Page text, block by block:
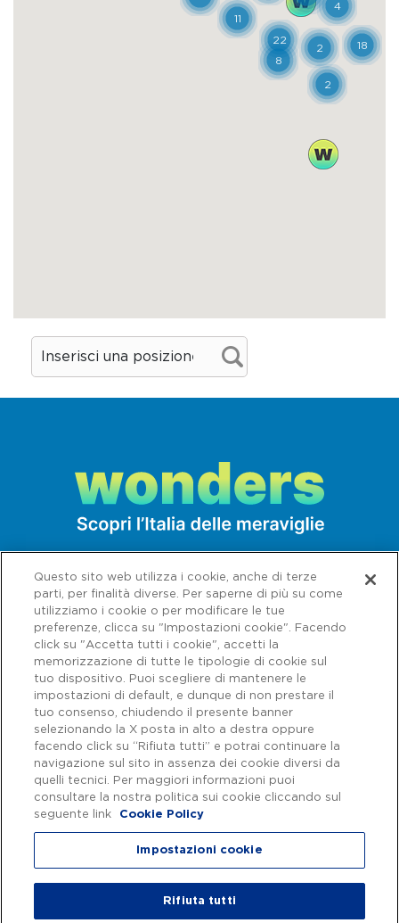
Capitale sociale € 622.027.000,00 interamente versato - Codice fiscale e
n. di iscrizione al Registro delle Imprese di Roma 07516911000 | C.C.I.A.A.
Roma n. 1037417 - P.IVA: 07516911000 - Sede Legale: via A. Bergamini, 50
Autostrade per l'Italia Spa, Tutti i diritti riservati
Questo sito web utilizza i cookie, anche di terze
parti, per finalità diverse. Per saperne di più su come
utilizziamo i cookie o per modificare le tue
preferenze, clicca su "Impostazioni cookie". Facendo
click su "Accetta tutti i cookie", accetti la
memorizzazione di tutte le tipologie di cookie sul
tuo dispositivo. Puoi scegliere di mantenere le
impostazioni di default, e dunque di non prestare il
tuo consenso, chiudendo il presente banner
selezionando la X posta in alto a destra oppure
facendo click su “Rifiuta tutti” e potrai continuare la
navigazione sul sito in assenza dei cookie diversi da
quelli tecnici. Per maggiori informazioni puoi
consultare la nostra politica sui cookie cliccando sul
seguente link
Cookie Policy
Impostazioni cookie
Rifiuta tutti